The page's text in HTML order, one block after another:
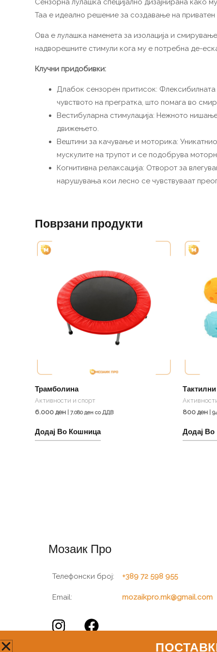
Сензорна лулашка специјално дизајнирана како
Таа е идеално решение за создавање на
Ова е лулашка наменета за изолација и
надворешните стимули кога му е потребна де-
Клучни придобивки:
Длабок сензорен притисок: Флексибилната
чувството на прегратка, што помага во
Вестибуларна стимулација: Нежното
движењето.
Вештини за качување и моторика:
мускулите на трупот и се подобрува
Когнитивна релаксација: Отворот за
нарушувања кои лесно се чувствуваат
Поврзани продукти
Трамболина
Активности и спорт
6.000ден 7.080ден со ДДВ
Додај Во Кошница
800ден
Додај
Мозаик Про
Телефонски број: +389 72 598 955
Email: mozaikpro.mk@gmail.com